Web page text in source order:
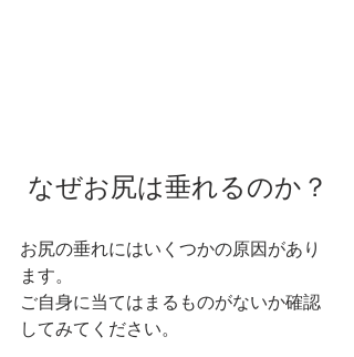
なぜお尻は垂れるのか？
お尻の垂れにはいくつかの原因があり
ます。
ご自身に当てはまるものがないか確認
してみてください。